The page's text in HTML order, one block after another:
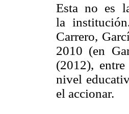
Esta no es
la
Carrero,
2010 (en
(2012),
nivel
el accionar.